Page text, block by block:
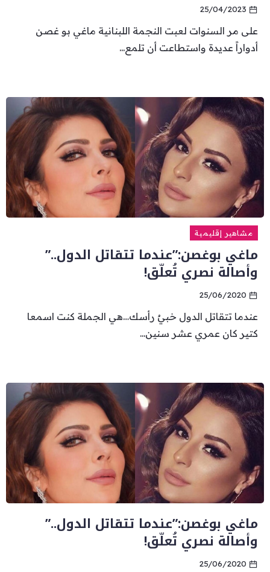
25/04/2023
على مر السنوات لعبت النجمة اللبنانية ماغي بو غصن
أدواراً عديدة واستطاعت أن تلمع...
مشاهير إقليمية
ماغي بوغصن:”عندما تتقاتل الدول..”
وأصالة نصري تُعلّق!
25/06/2020
عندما تتقاتل الدول خبيٌ رأسك…هي الجملة كنت اسمعا
كتير كان عمري عشر سنين...
ماغي بوغصن:”عندما تتقاتل الدول..”
وأصالة نصري تُعلّق!
25/06/2020